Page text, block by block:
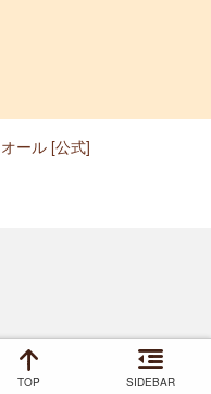
TOP SIDEBAR
ール [公式]